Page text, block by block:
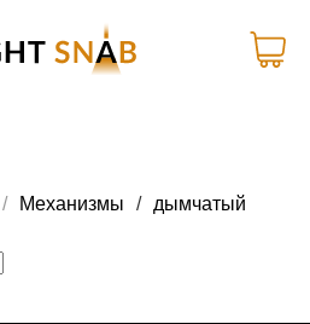
Механизмы дымчатый